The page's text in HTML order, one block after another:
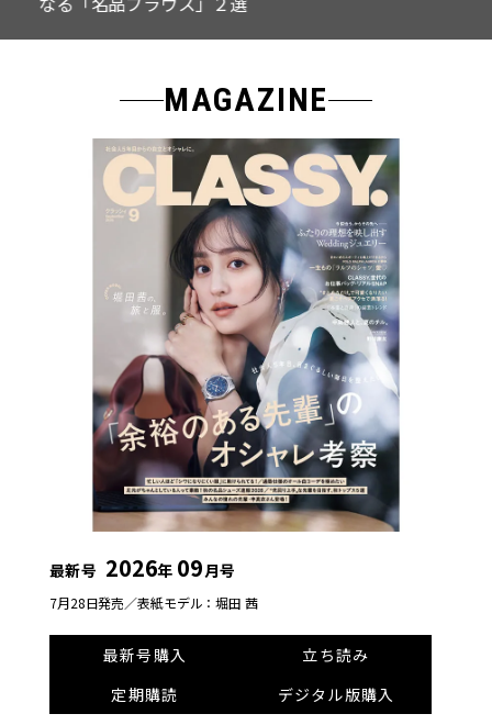
MAGAZINE
最新号 2026年 09月号
7月28日発売／表紙モデル：堀田 茜
最新号購入
立ち読み
定期購読
デジタル版購入